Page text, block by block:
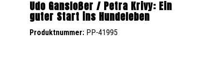
Udo Gansloßer / Petra Krivy: Ein
guter Start ins Hundeleben
Produktnummer: PP-41995